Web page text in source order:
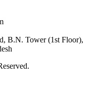
B.N. Tower (1st Floor),